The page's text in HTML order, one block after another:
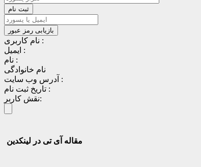
نام کاربری :
ایمیل :
نام :
نام خانوادگی
آدرس وب سایت :
تاریخ ثبت نام :
نقش کاربر:
مقاله آی تی در لینکدین